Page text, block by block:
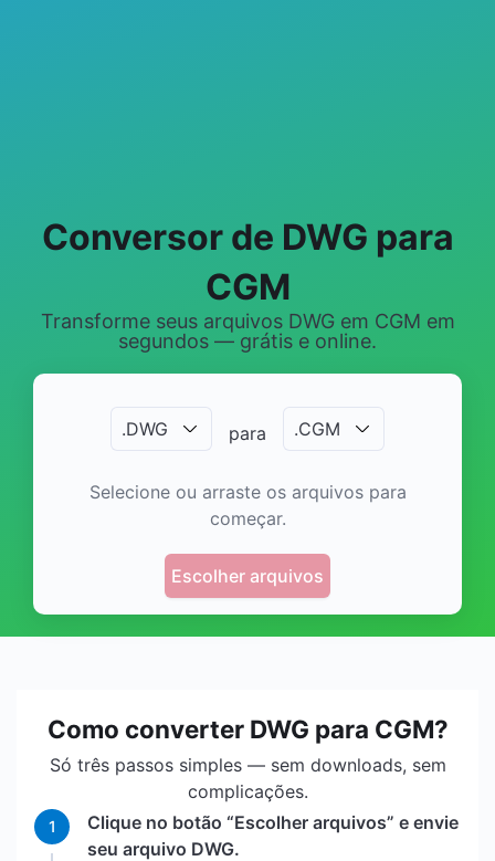
Conversor de DWG para
CGM
Transforme seus arquivos DWG em CGM em
segundos — grátis e online.
.DWG para .CGM
Selecione ou arraste os arquivos para
começar.
Escolher arquivos
Como converter DWG para CGM?
Só três passos simples — sem downloads, sem
complicações.
1
Clique no botão “Escolher arquivos” e envie
seu arquivo DWG.